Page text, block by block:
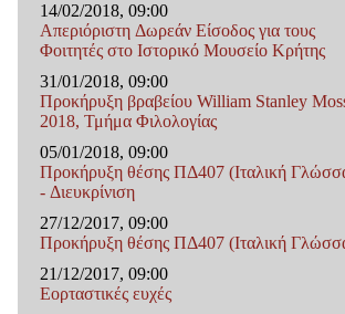
14/02/2018, 09:00
Απεριόριστη Δωρεάν Είσοδος για τους
Φοιτητές στο Ιστορικό Μουσείο Κρήτης
31/01/2018, 09:00
Προκήρυξη βραβείου William Stanley
2018, Τμήμα Φιλολογίας
05/01/2018, 09:00
Προκήρυξη θέσης ΠΔ407 (Ιταλική
- Διευκρίνιση
27/12/2017, 09:00
Προκήρυξη θέσης ΠΔ407 (Ιταλική
21/12/2017, 09:00
Εορταστικές ευχές